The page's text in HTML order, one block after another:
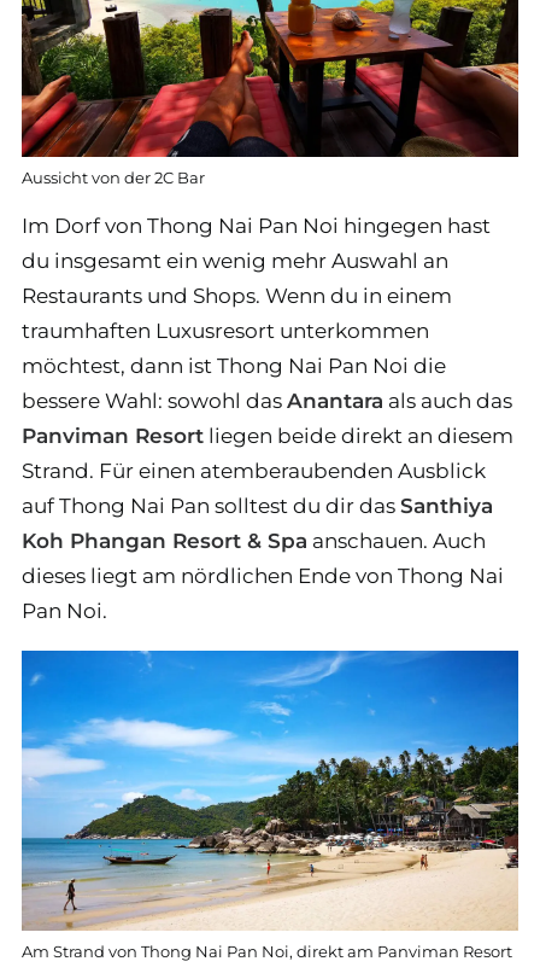
Aussicht von der 2C Bar
Im Dorf von Thong Nai Pan Noi hingegen hast
du insgesamt ein wenig mehr Auswahl an
Restaurants und Shops. Wenn du in einem
traumhaften Luxusresort unterkommen
möchtest, dann ist Thong Nai Pan Noi die
bessere Wahl: sowohl das Anantara als auch das
Panviman Resort liegen beide direkt an diesem
Strand. Für einen atemberaubenden Ausblick
auf Thong Nai Pan solltest du dir das Santhiya
Koh Phangan Resort & Spa anschauen. Auch
dieses liegt am nördlichen Ende von Thong Nai
Pan Noi.
Am Strand von Thong Nai Pan Noi, direkt am Panviman Resort